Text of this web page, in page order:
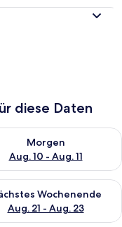
diese Daten
Aug. 9 - Aug.
Morgen
Aug. 10 - Aug. 11
die Verfügbarkeit
Aug. 14
Wochenende
Aug. 21 - Aug. 23
die Verfügbarkeit